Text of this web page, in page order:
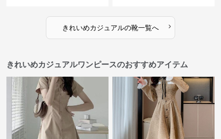
きれいめカジュアルの靴一覧へ ›
きれいめカジュアルワンピースのおすすめアイテム